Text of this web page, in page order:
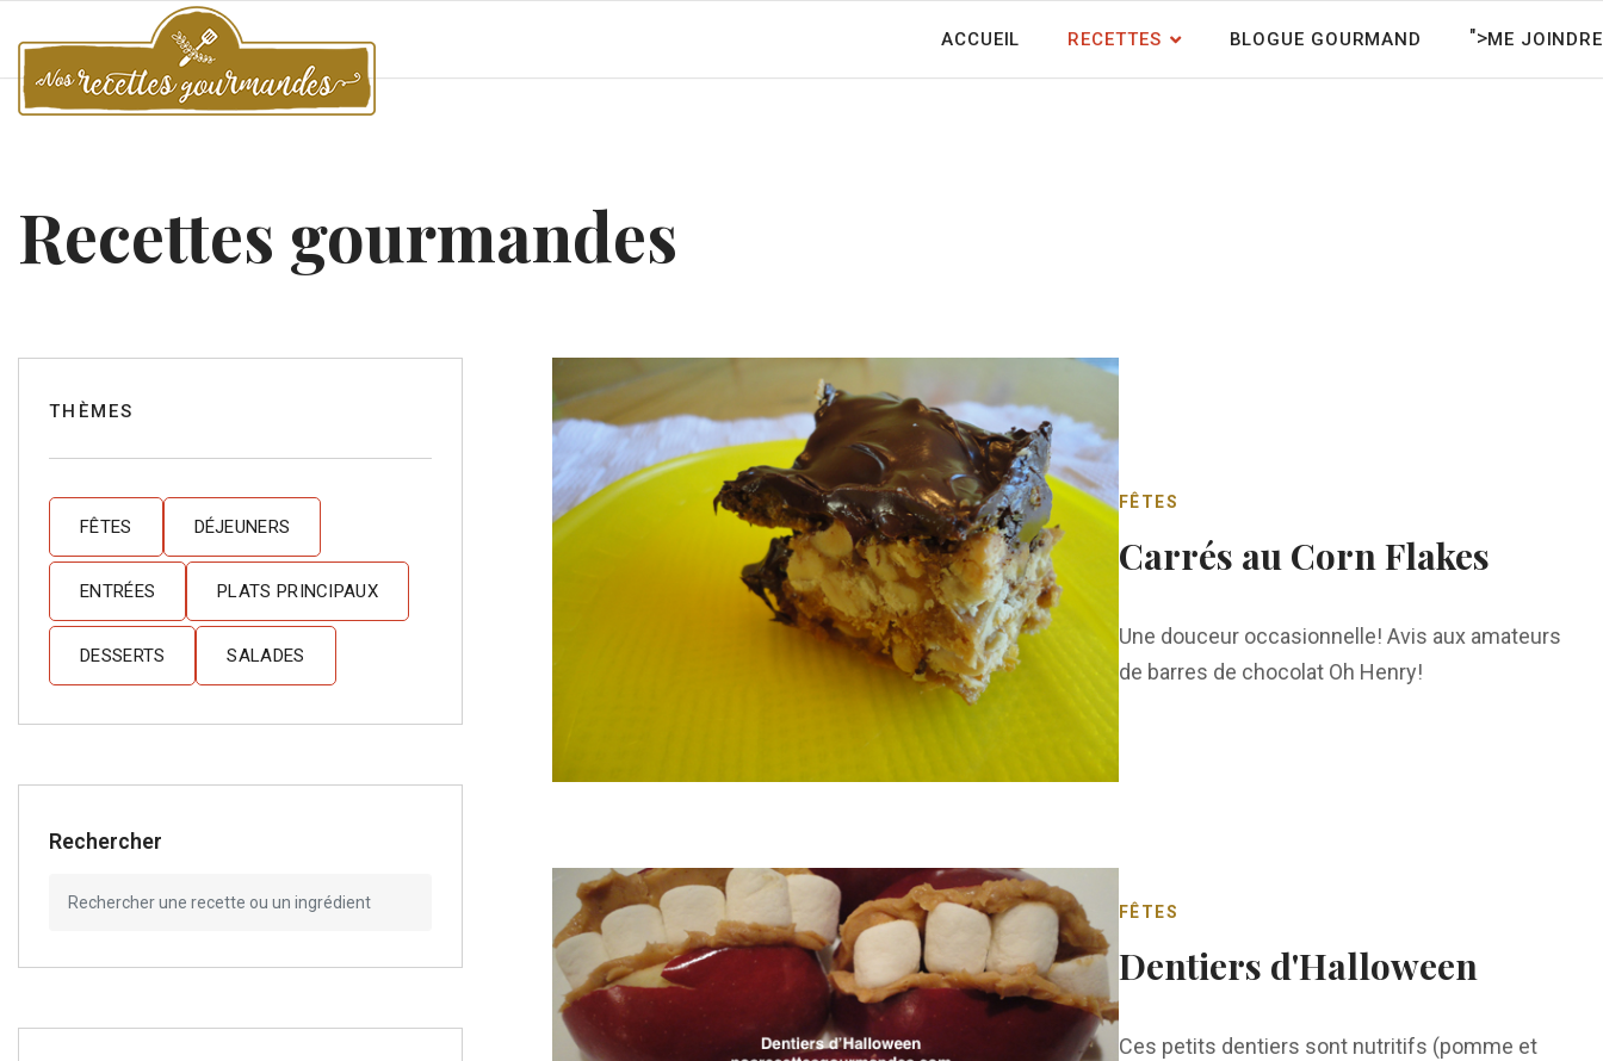
ACCUEIL RECETTES BLOGUE GOURMAND ">ME JOINDRE
Recettes gourmandes
THÈMES
FÊTES DÉJEUNERS
ENTRÉES PLATS PRINCIPAUX
DESSERTS SALADES
Rechercher
FÊTES
Carrés au Corn Flakes
Une douceur occasionnelle! Avis aux amateurs
de barres de chocolat Oh Henry!
FÊTES
Dentiers d'Halloween
Ces petits dentiers sont nutritifs (pomme et